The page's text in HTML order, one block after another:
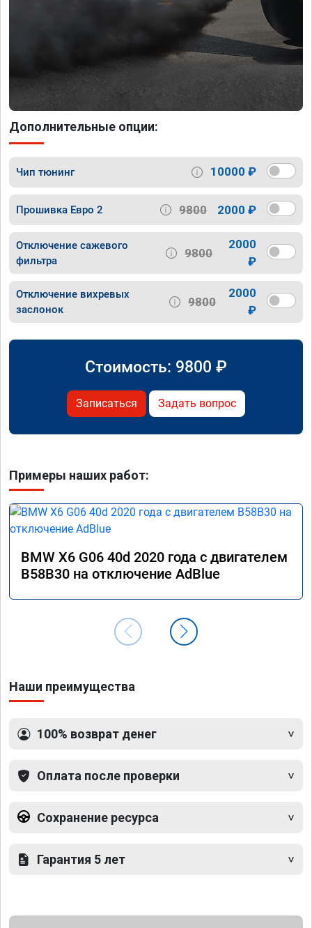
Дополнительные опции:
Чип тюнинг 10000 ₽
Прошивка Евро 2 9800 2000 ₽
Отключение сажевого
фильтра
9800
2000
₽
Отключение вихревых
заслонок
9800
2000
₽
Стоимость: 9800 ₽
Записаться Задать вопрос
Примеры наших работ:
BMW X6 G06 40d 2020 года с двигателем
B58B30 на отключение AdBlue
Наши преимущества
100% возврат денег
Оплата после проверки
Сохранение ресурса
Гарантия 5 лет